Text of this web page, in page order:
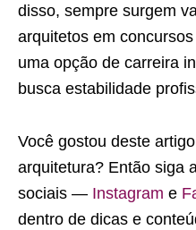
disso, sempre surgem
arquitetos em
uma opção de carreira
busca estabilidade
Você gostou deste
arquitetura? Então siga
sociais — Instagram e
dentro de dicas e